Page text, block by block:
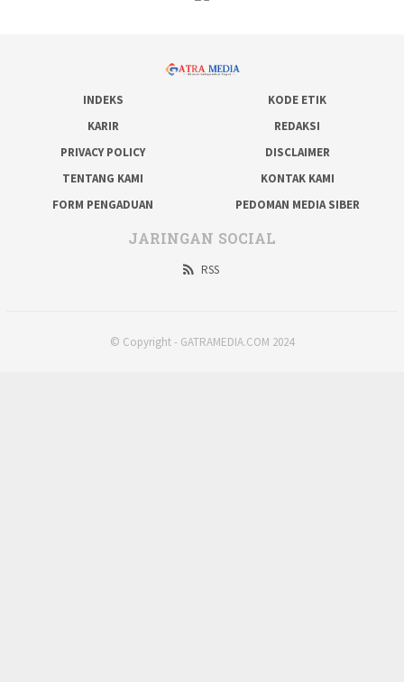
INDEKS
KODE ETIK
KARIR
REDAKSI
PRIVACY POLICY
DISCLAIMER
TENTANG KAMI
KONTAK KAMI
FORM PENGADUAN
PEDOMAN MEDIA SIBER
JARINGAN SOCIAL
RSS
© Copyright - GATRAMEDIA.COM 2024